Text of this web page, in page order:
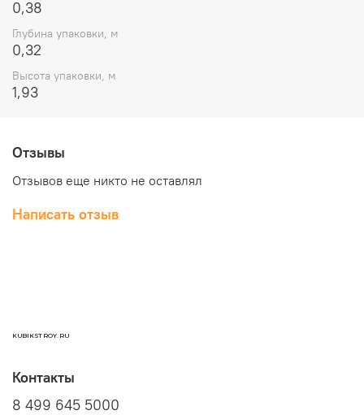
0,38
Глубина упаковки, м
0,32
Высота упаковки, м
1,93
Отзывы
Отзывов еще никто не оставлял
Написать отзыв
KUBIKSTROY.RU
Контакты
8 499 645 5000